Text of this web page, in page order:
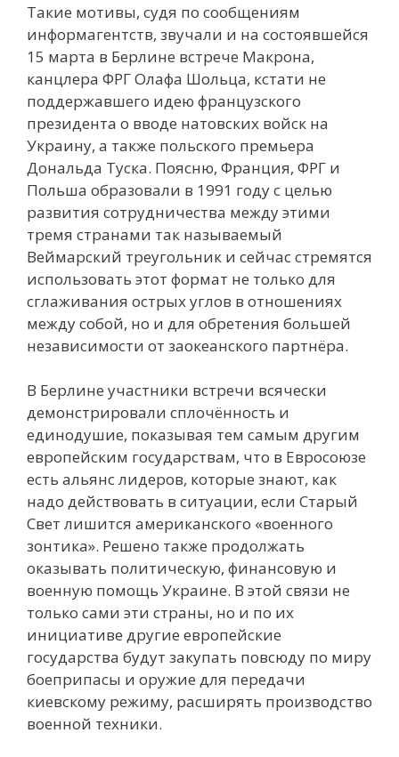
Такие мотивы, судя по сообщениям
информагентств, звучали и на состоявшейся
15 марта в Берлине встрече Макрона,
канцлера ФРГ Олафа Шольца, кстати не
поддержавшего идею французского
президента о вводе натовских войск на
Украину, а также польского премьера
Дональда Туска. Поясню, Франция, ФРГ и
Польша образовали в 1991 году с целью
развития сотрудничества между этими
тремя странами так называемый
Веймарский треугольник и сейчас стремятся
использовать этот формат не только для
сглаживания острых углов в отношениях
между собой, но и для обретения большей
независимости от заокеанского партнёра.
В Берлине участники встречи всячески
демонстрировали сплочённость и
единодушие, показывая тем самым другим
европейским государствам, что в Евросоюзе
есть альянс лидеров, которые знают, как
надо действовать в ситуации, если Старый
Свет лишится американского «военного
зонтика». Решено также продолжать
оказывать политическую, финансовую и
военную помощь Украине. В этой связи не
только сами эти страны, но и по их
инициативе другие европейские
государства будут закупать повсюду по миру
боеприпасы и оружие для передачи
киевскому режиму, расширять производство
военной техники.